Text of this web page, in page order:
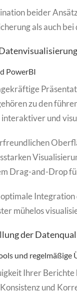
beider
als auch
PowerBI
zu den
und
Drag-and-Drop
mühelos
der
und regelmäßige
Ihrer
und